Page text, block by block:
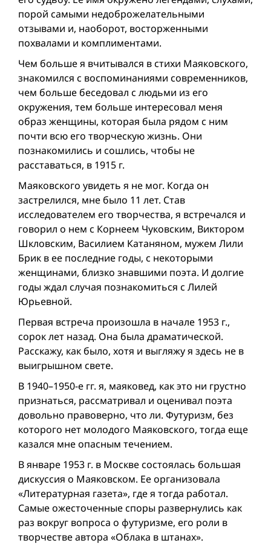
порой самыми недоброжелательными
отзывами и, наоборот, восторженными
похвалами и комплиментами.
Чем больше я вчитывался в стихи Маяковского,
знакомился с воспоминаниями современников,
чем больше беседовал с людьми из его
окружения, тем больше интересовал меня
образ женщины, которая была рядом с ним
почти всю его творческую жизнь. Они
познакомились и сошлись, чтобы не
расставаться, в 1915 г.
Маяковского увидеть я не мог. Когда он
застрелился, мне было 11 лет. Став
исследователем его творчества, я встречался и
говорил о нем с Корнеем Чуковским, Виктором
Шкловским, Василием Катаняном, мужем Лили
Брик в ее последние годы, с некоторыми
женщинами, близко знавшими поэта. И долгие
годы ждал случая познакомиться с Лилей
Юрьевной.
Первая встреча произошла в начале 1953 г.,
сорок лет назад. Она была драматической.
Расскажу, как было, хотя и выгляжу я здесь не в
выигрышном свете.
В 1940–1950-е гг. я, маяковед, как это ни грустно
признаться, рассматривал и оценивал поэта
довольно правоверно, что ли. Футуризм, без
которого нет молодого Маяковского, тогда еще
казался мне опасным течением.
В январе 1953 г. в Москве состоялась большая
дискуссия о Маяковском. Ее организовала
«Литературная газета», где я тогда работал.
Самые ожесточенные споры развернулись как
раз вокруг вопроса о футуризме, его роли в
творчестве автора «Облака в штанах».